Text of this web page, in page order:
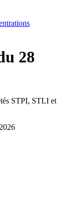
28
STPI, STLI et